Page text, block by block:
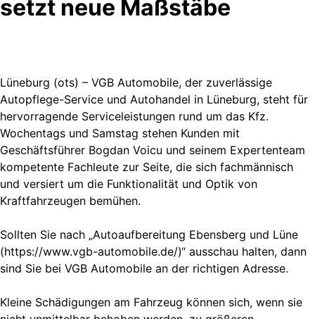
setzt neue Maßstäbe
Lüneburg (ots) – VGB Automobile, der zuverlässige
Autopflege-Service und Autohandel in Lüneburg, steht für
hervorragende Serviceleistungen rund um das Kfz.
Wochentags und Samstag stehen Kunden mit
Geschäftsführer Bogdan Voicu und seinem Expertenteam
kompetente Fachleute zur Seite, die sich fachmännisch
und versiert um die Funktionalität und Optik von
Kraftfahrzeugen bemühen.
Sollten Sie nach „Autoaufbereitung Ebensberg und Lüne
(https://www.vgb-automobile.de/)“ ausschau halten, dann
sind Sie bei VGB Automobile an der richtigen Adresse.
Kleine Schädigungen am Fahrzeug können sich, wenn sie